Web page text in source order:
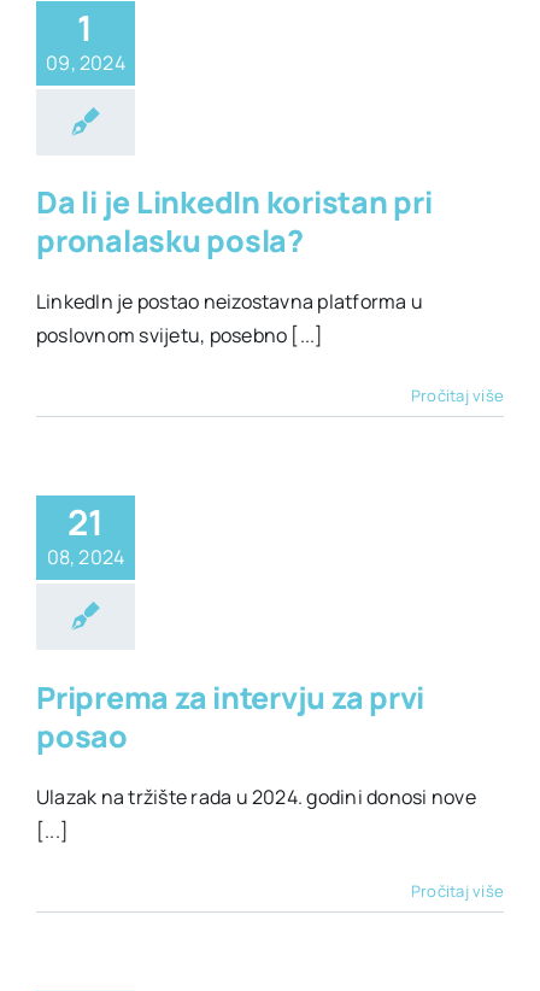
1
09, 2024
Da li je LinkedIn koristan pri
pronalasku posla?
LinkedIn je postao neizostavna platforma u
poslovnom svijetu, posebno [...]
Pročitaj više
21
08, 2024
Prvi posao
Priprema za intervju za prvi
posao
Ulazak na tržište rada u 2024. godini donosi nove
[...]
Pročitaj više